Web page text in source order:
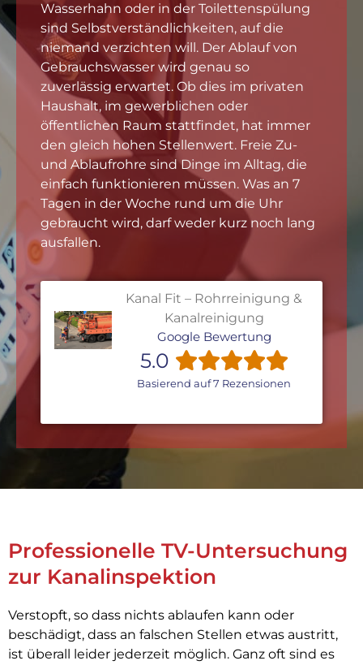
Wasserhahn oder in der Toilettenspülung
sind Selbstverständlichkeiten, auf die
niemand verzichten will. Der Ablauf von
Gebrauchswasser wird genau so
zuverlässig erwartet. Ob dies im privaten
Haushalt, im gewerblichen oder
öffentlichen Raum stattfindet, hat immer
den gleich hohen Stellenwert. Freie Zu-
und Ablaufrohre sind Dinge im Alltag, die
einfach funktionieren müssen. Was an 7
Tagen in der Woche rund um die Uhr
gebraucht wird, darf weder kurz noch lang
ausfallen.
Kanal Fit – Rohrreinigung &
Kanalreinigung
Google Bewertung
5.0
Basierend auf 7 Rezensionen
Professionelle TV-Untersuchung
zur Kanalinspektion
Verstopft, so dass nichts ablaufen kann oder
beschädigt, dass an falschen Stellen etwas austritt,
ist überall leider jederzeit möglich. Ganz oft sind es